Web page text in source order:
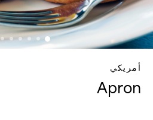
أمريكي
Apron